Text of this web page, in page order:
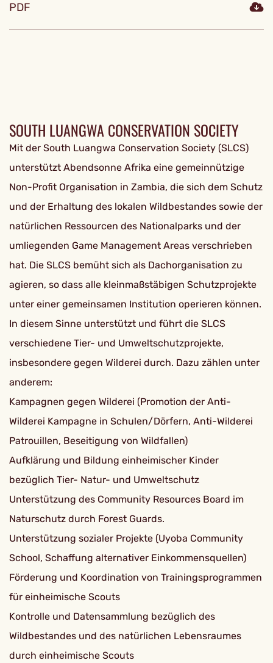
PDF
SOUTH LUANGWA CONSERVATION SOCIETY
Mit der South Luangwa Conservation Society (SLCS)
unterstützt Abendsonne Afrika eine gemeinnützige
Non-Profit Organisation in Zambia, die sich dem Schutz
und der Erhaltung des lokalen Wildbestandes sowie der
natürlichen Ressourcen des Nationalparks und der
umliegenden Game Management Areas verschrieben
hat. Die SLCS bemüht sich als Dachorganisation zu
agieren, so dass alle kleinmaßstäbigen Schutzprojekte
unter einer gemeinsamen Institution operieren können.
In diesem Sinne unterstützt und führt die SLCS
verschiedene Tier- und Umweltschutzprojekte,
insbesondere gegen Wilderei durch. Dazu zählen unter
anderem:
Kampagnen gegen Wilderei (Promotion der Anti-
Wilderei Kampagne in Schulen/Dörfern, Anti-Wilderei
Patrouillen, Beseitigung von Wildfallen)
Aufklärung und Bildung einheimischer Kinder
bezüglich Tier- Natur- und Umweltschutz
Unterstützung des Community Resources Board im
Naturschutz durch Forest Guards.
Unterstützung sozialer Projekte (Uyoba Community
School, Schaffung alternativer Einkommensquellen)
Förderung und Koordination von Trainingsprogrammen
für einheimische Scouts
Kontrolle und Datensammlung bezüglich des
Wildbestandes und des natürlichen Lebensraumes
durch einheimische Scouts